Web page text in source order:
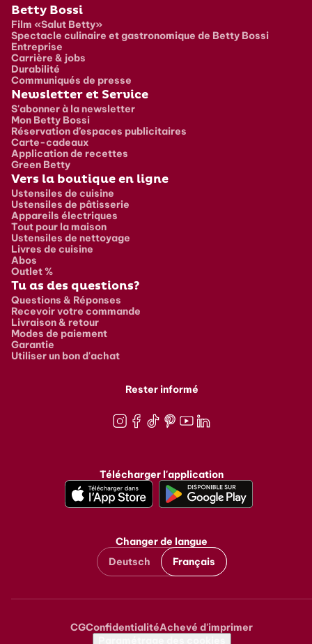
Pied de page
Betty Bossi
Film «Salut Betty»
Spectacle culinaire et gastronomique de Betty Bossi
Entreprise
Carrière & jobs
Durabilité
Communiqués de presse
Newsletter et Service
S'abonner à la newsletter
Mon Betty Bossi
Réservation d’espaces publicitaires
Carte-cadeaux
Application de recettes
Green Betty
Vers la boutique en ligne
Ustensiles de cuisine
Ustensiles de pâtisserie
Appareils électriques
Tout pour la maison
Ustensiles de nettoyage
Livres de cuisine
Abos
Outlet %
Tu as des questions?
Questions & Réponses
Recevoir votre commande
Livraison & retour
Modes de paiement
Garantie
Utiliser un bon d'achat
Rester informé
Télécharger l'application
Changer de langue
Deutsch
Français
Metanavigation
CGConfidentialitéAchevé d'imprimer